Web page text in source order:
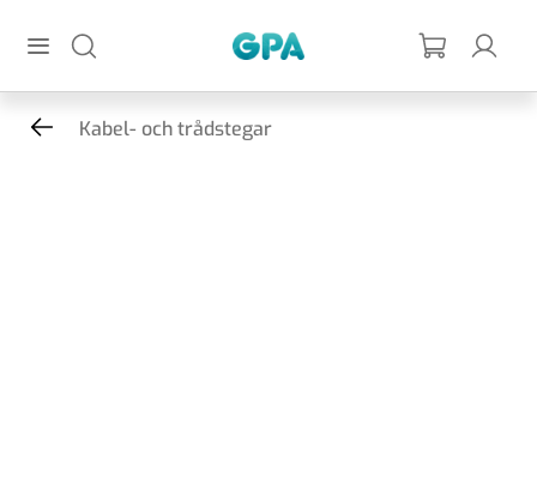
Kabel- och trådstegar